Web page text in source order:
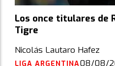
Los once titulares de
Tigre
Nicolás Lautaro Hafez
LIGA ARGENTINA08/08/